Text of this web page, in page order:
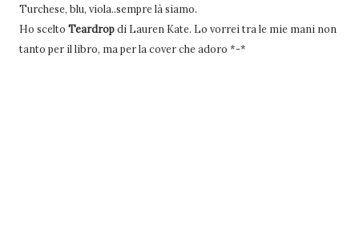
Turchese, blu, viola..sempre là siamo.
Ho scelto Teardropdi Lauren Kate. Lo vorrei tra le mie mani non
tanto per il libro, ma per la cover che adoro *-*